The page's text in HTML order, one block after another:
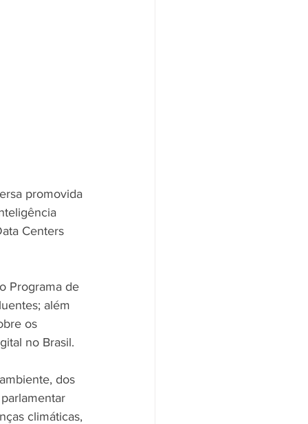
promovida
Centers
Programa de
além
os
no Brasil.
dos
climáticas,